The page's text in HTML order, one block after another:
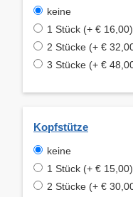
keine
1 Stück (+ € 16,00)
2 Stücke (+ €
3 Stücke (+ €
Kopfstütze
keine
1 Stück (+ € 15,00)
2 Stücke (+ €